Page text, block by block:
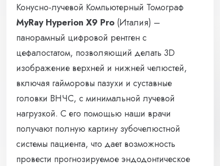
Конусно-лучевой Компьютерный Томограф
MyRay Hyperion X9 Pro (Италия) –
панорамный цифровой рентген с
цефалостатом, позволяющий делать 3D
изображение верхней и нижней челюстей,
включая гайморовы пазухи и суставные
головки ВНЧС, с минимальной лучевой
нагрузкой. С его помощью наши врачи
получают полную картину зубочелюстной
системы пациента, что дает возможность
провести прогнозируемое эндодонтическое